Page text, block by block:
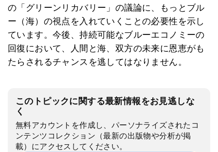
の「グリーンリカバリー」の議論に、もっとブル
ー（海）の視点を入れていくことの必要性を示し
ています。今後、持続可能なブルーエコノミーの
回復において、人間と海、双方の未来に恩恵がも
たらされるチャンスを逃してはなりません。
このトピックに関する最新情報をお見逃しな
く
無料アカウントを作成し、パーソナライズされたコ
ンテンツコレクション（最新の出版物や分析が掲
載）にアクセスしてください。